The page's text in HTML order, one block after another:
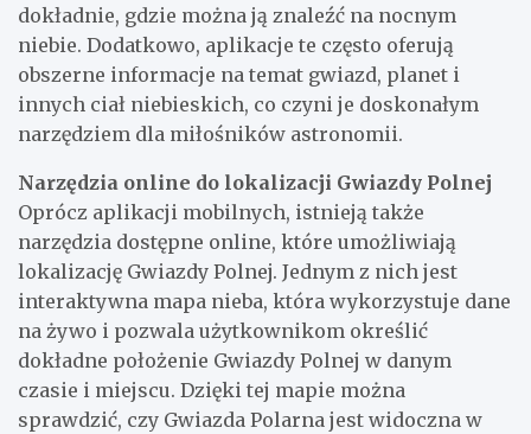
dokładnie, gdzie można ją znaleźć na nocnym
niebie. Dodatkowo, aplikacje te często oferują
obszerne informacje na temat gwiazd, planet i
innych ciał niebieskich, co czyni je doskonałym
narzędziem dla miłośników astronomii.
Narzędzia online do lokalizacji Gwiazdy Polnej
Oprócz aplikacji mobilnych, istnieją także
narzędzia dostępne online, które umożliwiają
lokalizację Gwiazdy Polnej. Jednym z nich jest
interaktywna mapa nieba, która wykorzystuje dane
na żywo i pozwala użytkownikom określić
dokładne położenie Gwiazdy Polnej w danym
czasie i miejscu. Dzięki tej mapie można
sprawdzić, czy Gwiazda Polarna jest widoczna w